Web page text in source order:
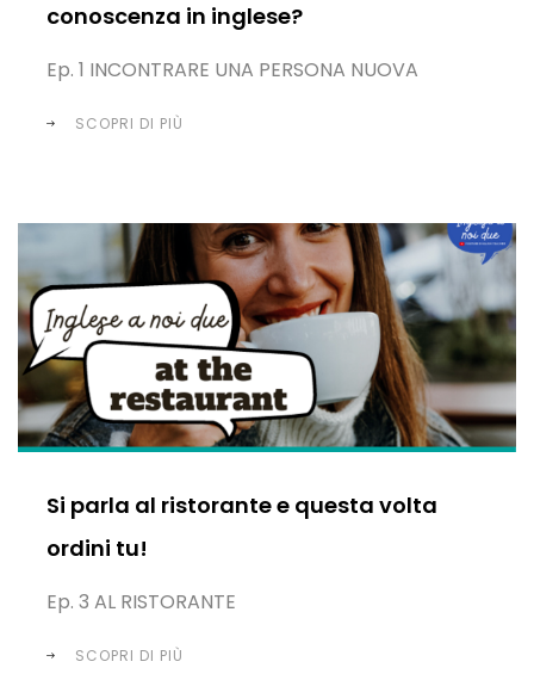
conoscenza in inglese?
Ep. 1 INCONTRARE UNA PERSONA NUOVA
SCOPRI DI PIÙ
Si parla al ristorante e questa volta
ordini tu!
Ep. 3 AL RISTORANTE
SCOPRI DI PIÙ